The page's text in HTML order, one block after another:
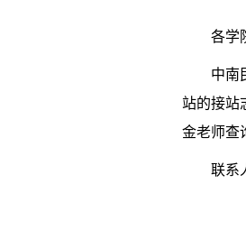
各学
中南
站的接站
金老师查
联系